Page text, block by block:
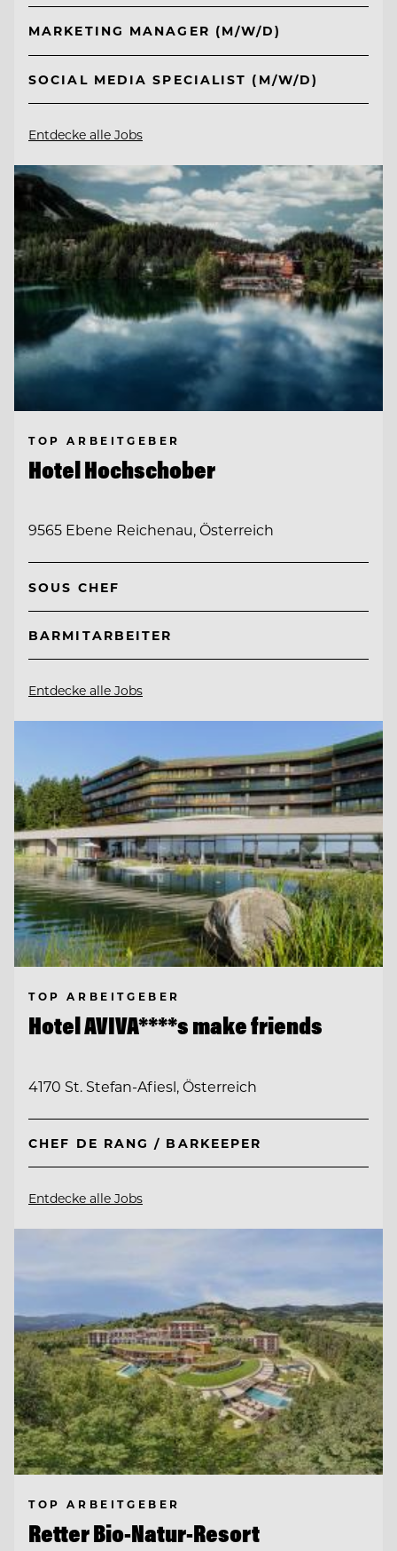
MARKETING MANAGER (M/W/D)
SOCIAL MEDIA SPECIALIST (M/W/D)
Entdecke alle Jobs
TOP ARBEITGEBER
Hotel Hochschober
9565 Ebene Reichenau, Österreich
SOUS CHEF
BARMITARBEITER
Entdecke alle Jobs
TOP ARBEITGEBER
Hotel AVIVA****s make friends
4170 St. Stefan-Afiesl, Österreich
CHEF DE RANG / BARKEEPER
Entdecke alle Jobs
TOP ARBEITGEBER
Retter Bio-Natur-Resort